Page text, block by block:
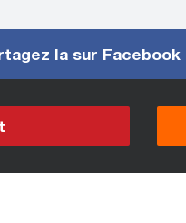
la sur Facebook